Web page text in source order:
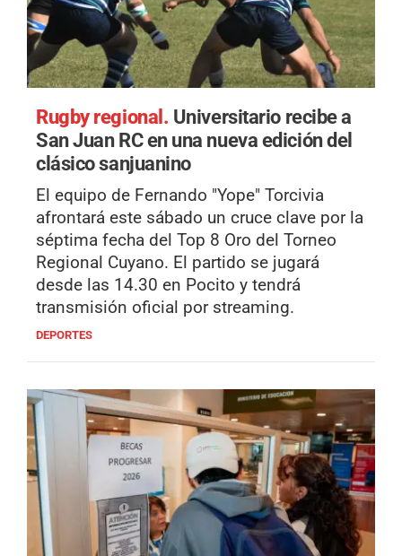
Rugby regional. Universitario recibe a
San Juan RC en una nueva edición del
clásico sanjuanino
El equipo de Fernando "Yope" Torcivia
afrontará este sábado un cruce clave por la
séptima fecha del Top 8 Oro del Torneo
Regional Cuyano. El partido se jugará
desde las 14.30 en Pocito y tendrá
transmisión oficial por streaming.
DEPORTES